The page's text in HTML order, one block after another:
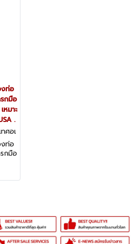
ท่อ
กมือ
มาะ
.
ศอเ
ท่อ
กมือ
าะ
.